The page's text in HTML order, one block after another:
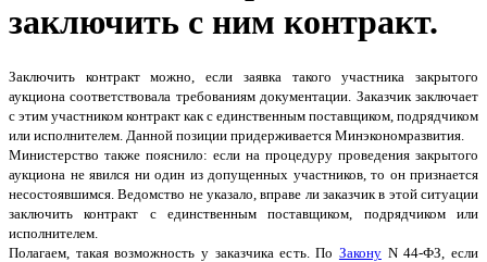
заключить с ним контракт.
Заключить контракт можно, если заявка такого участника закрытого
аукциона соответствовала требованиям документации. Заказчик заключает
с этим участником контракт как с единственным поставщиком, подрядчиком
или исполнителем. Данной позиции придерживается Минэкономразвития.
Министерство также пояснило: если на процедуру проведения закрытого
аукциона не явился ни один из допущенных участников, то он признается
несостоявшимся. Ведомство не указало, вправе ли заказчик в этой ситуации
заключить контракт с единственным поставщиком, подрядчиком или
исполнителем.
Полагаем, такая возможность у заказчика есть. По ЗаконуN 44-ФЗ, если